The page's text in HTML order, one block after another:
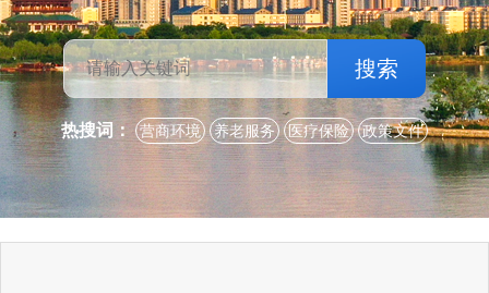
搜索
热搜词： 营商环境 养老服务 医疗保险 政策文件